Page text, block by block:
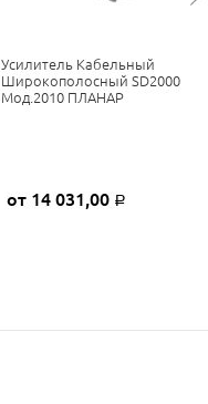
Усилитель Кабельный
Широкополосный SD2000
Мод.2010 ПЛАНАР
от 14 031,00 Р